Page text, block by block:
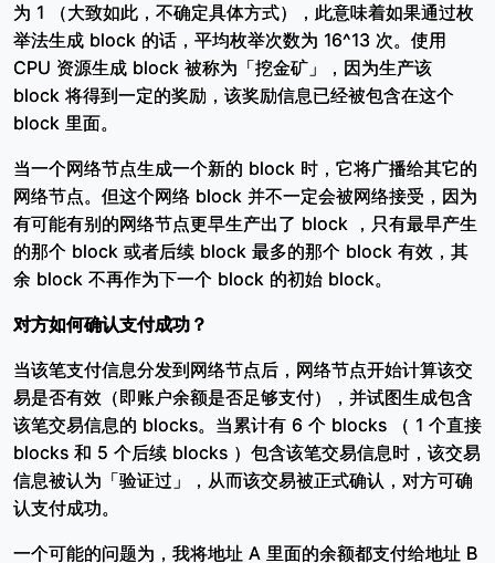
为 1 （大致如此，不确定具体方式），此意味着如果通过枚
举法生成 block 的话，平均枚举次数为 16^13 次。使用
CPU 资源生成 block 被称为「挖金矿」，因为生产该
block 将得到一定的奖励，该奖励信息已经被包含在这个
block 里面。
当一个网络节点生成一个新的 block 时，它将广播给其它的
网络节点。但这个网络 block 并不一定会被网络接受，因为
有可能有别的网络节点更早生产出了 block ，只有最早产生
的那个 block 或者后续 block 最多的那个 block 有效，其
余 block 不再作为下一个 block 的初始 block。
对方如何确认支付成功？
当该笔支付信息分发到网络节点后，网络节点开始计算该交
易是否有效（即账户余额是否足够支付），并试图生成包含
该笔交易信息的 blocks。当累计有 6 个 blocks （ 1 个直接
blocks 和 5 个后续 blocks ）包含该笔交易信息时，该交易
信息被认为「验证过」，从而该交易被正式确认，对方可确
认支付成功。
一个可能的问题为，我将地址 A 里面的余额都支付给地址 B